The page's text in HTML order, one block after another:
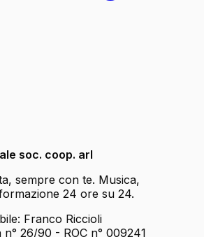
soc. coop. arl
sempre con te. Musica,
24 ore su 24.
Franco Riccioli
n° 26/90 - ROC n° 009241